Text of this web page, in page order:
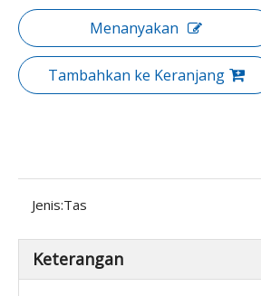
Menanyakan
Tambahkan ke Keranjang
Jenis:Tas
Keterangan